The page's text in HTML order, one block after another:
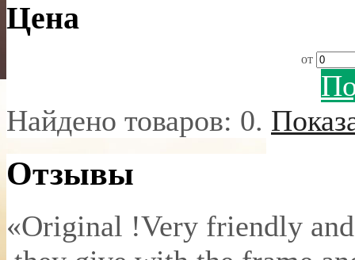
Цена
от
Найдено товаров: 0.
Отзывы
«Original !Very friendly